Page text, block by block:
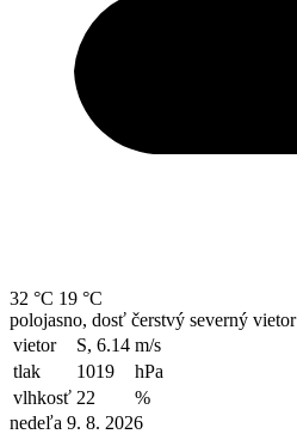
32 °C 19 °C
polojasno, dosť čerstvý severný vietor
vietor
S, 6.14 m/s
tlak
1019
hPa
vlhkosť 22
%
nedeľa 9. 8. 2026